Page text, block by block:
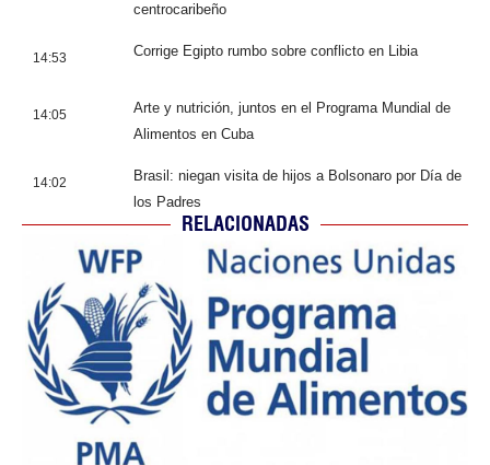
centrocaribeño
14:53 Corrige Egipto rumbo sobre conflicto en Libia
14:05
Arte y nutrición, juntos en el Programa Mundial de
Alimentos en Cuba
14:02
Brasil: niegan visita de hijos a Bolsonaro por Día de
los Padres
RELACIONADAS